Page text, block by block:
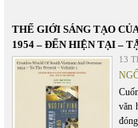
THẾ GIỚI SÁNG TẠO
1954 – ĐẾN HIỆN TẠI –
13
văn